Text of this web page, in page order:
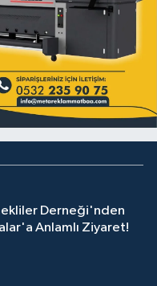
Derneği'nden
Anlamlı Ziyaret!